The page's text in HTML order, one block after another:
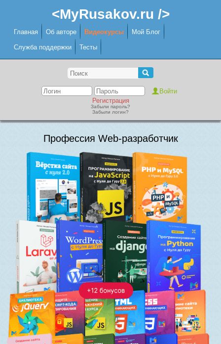
<MyRusakov.ru />
Главная Об авторе Видеокурсы Мой Блог
Служба поддержки Тесты
Регистрация
Забыли пароль?
Забыли логин?
Профессия Web-разработчик